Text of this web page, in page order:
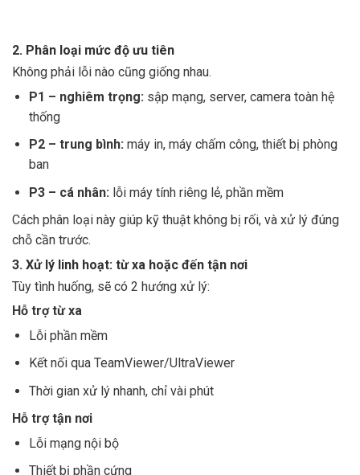
2. Phân loại mức độ ưu tiên
Không phải lỗi nào cũng giống nhau.
P1 – nghiêm trọng: sập mạng, server, camera toàn hệ
thống
P2 – trung bình: máy in, máy chấm công, thiết bị phòng
ban
P3 – cá nhân: lỗi máy tính riêng lẻ, phần mềm
Cách phân loại này giúp kỹ thuật không bị rối, và xử lý đúng
chỗ cần trước.
3. Xử lý linh hoạt: từ xa hoặc đến tận nơi
Tùy tình huống, sẽ có 2 hướng xử lý:
Hỗ trợ từ xa
Lỗi phần mềm
Kết nối qua TeamViewer/UltraViewer
Thời gian xử lý nhanh, chỉ vài phút
Hỗ trợ tận nơi
Lỗi mạng nội bộ
Thiết bị phần cứng